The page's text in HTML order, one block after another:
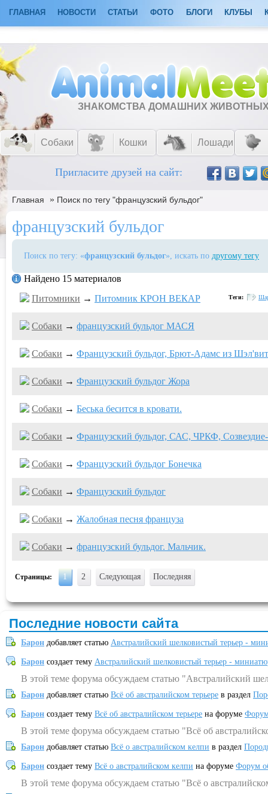
ГЛАВНАЯ НОВОСТИ СТАТЬИ ФОТО БЛОГИ КЛУБЫ
ЗНАКОМСТВА ДОМАШНИХ
Собаки Кошки Лошади
Пригласите друзей на сайт:
Главная » Поиск по тегу "французский бульдог"
французский бульдог
Поиск по тегу: «французский бульдог», искать по другому тегу
Найдено 15 материалов
Питомники → Питомник КРОН ВЕКАР Теги:
Собаки → французский бульдог МАСЯ
Собаки → Французский бульдог, Брют-Адамс из Шэл'вит
Собаки → Французский бульдог Жора
Собаки → Беська бесится в кровати.
Собаки → Французский бульдог, САС, ЧРКФ,
Собаки → Французский бульдог Бонечка
Собаки → Французский бульдог
Собаки → Жалобная песня француза
Собаки → французский бульдог. Мальчик.
Страницы: 1 2 Следующая Последняя
Последние новости сайта
Барон добавляет статью Австралийский шелковистый терьер -
Барон создает тему Австралийский шелковистый терьер -
В этой теме форума обсуждаем статью "Австралийский
Барон добавляет статью Всё об австралийском терьере в раздел
Барон создает тему Всё об австралийском терьере на форуме
В этой теме форума обсуждаем статью "Всё об
Барон добавляет статью Всё о австралийском келпи в раздел
Барон создает тему Всё о австралийском келпи на форуме Форум
В этой теме форума обсуждаем статью "Всё о